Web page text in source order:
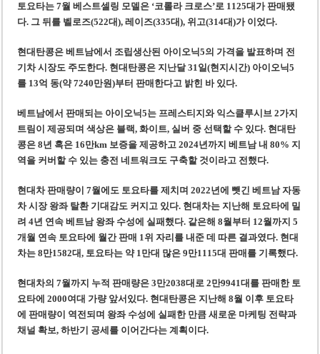
토요타는 7월 베스트셀링 모델은 ‘코롤라 크로스’로 1125대가 판매됐
다. 그 뒤를 벨로즈(522대), 레이즈(335대), 위고(314대)가 이었다.
현대탄콩은 베트남에서 조립생산된 아이오닉5의 가격을 발표하며 전
기차 시장도 주도한다. 현대탄콩은 지난달 31일(현지시간) 아이오닉5
를 13억 동(약 7240만원)부터 판매한다고 밝힌 바 있다.
베트남에서 판매되는 아이오닉5는 프레스티지와 익스클루시브 2가지
트림이 제공되며 색상은 블랙, 화이트, 실버 중 선택할 수 있다. 현대탄
콩은 8년 혹은 16만km 보증을 제공하고 2024년까지 베트남 내 80% 지
역을 커버할 수 있는 충전 네트워크도 구축할 것이라고 전했다.
현대차 판매량이 7월에도 토요타를 제치며 2022년에 뺏긴 베트남 자동
차 시장 왕좌 탈환 기대감도 커지고 있다. 현대차는 지난해 토요타에 밀
려 4년 연속 베트남 왕좌 수성에 실패했다. 같은해 8월부터 12월까지 5
개월 연속 토요타에 월간 판매 1위 자리를 내준 데 따른 결과였다. 현대
차는 8만1582대, 토요타는 약 1만대 많은 9만1115대 판매를 기록했다.
현대차의 7월까지 누적 판매량은 3만2038대로 2만9941대를 판매한 토
요타에 2000여대 가량 앞서있다. 현대탄콩은 지난해 8월 이후 토요타
에 판매량이 역전되며 왕좌 수성에 실패한 만큼 새로운 마케팅 전략과
채널 확보, 하반기 공세를 이어간다는 계획이다.